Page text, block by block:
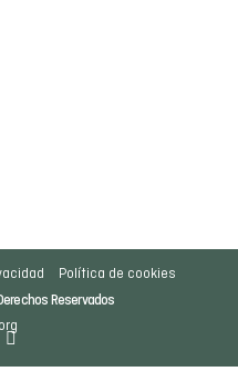
Política de cookies
Reservados